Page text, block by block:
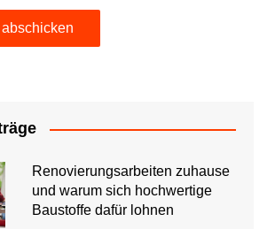
Renovierungsarbeiten zuhause
und warum sich hochwertige
Baustoffe dafür lohnen